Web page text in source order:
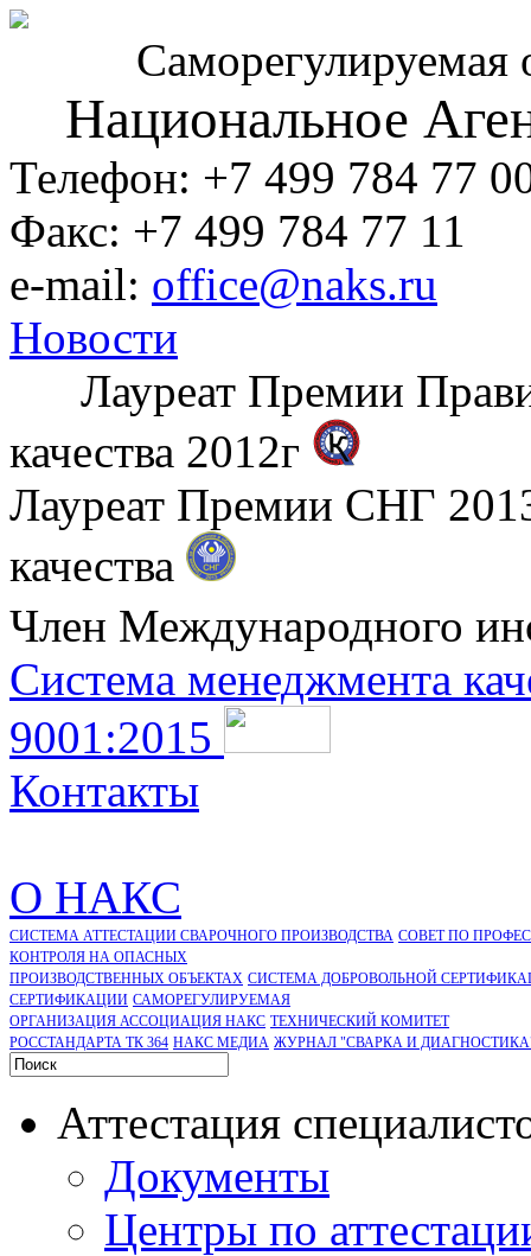
Саморегулируемая
Национальное
Телефон: +7 499 784 77
Факс: +7 499 784 77 11
e-mail: office@naks.ru
Новости
Лауреат Премии
качества 2012г
Лауреат Премии СНГ
качества
Член Международного
Система менеджмента
9001:2015
Контакты
О НАКС
СИСТЕМА АТТЕСТАЦИИ СВАРОЧНОГО ПРОИЗВОДСТВА СОВЕТ ПО
КОНТРОЛЯ НА ОПАСНЫХ
ПРОИЗВОДСТВЕННЫХ ОБЪЕКТАХ СИСТЕМА ДОБРОВОЛЬНОЙ
CЕРТИФИКАЦИИ САМОРЕГУЛИРУЕМАЯ
ОРГАНИЗАЦИЯ АССОЦИАЦИЯ НАКС ТЕХНИЧЕСКИЙ КОМИТЕТ
РОССТАНДАРТА ТК 364 НАКС МЕДИА ЖУРНАЛ "СВАРКА И
Аттестация
Документы
Центры по